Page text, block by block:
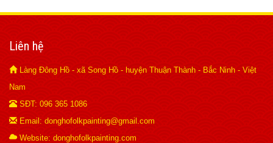
Liên hệ
Làng Đông Hồ - xã Song Hồ - huyện Thuận Thành - Bắc Ninh - Việt
Nam
SĐT: 096 365 1086
Email: donghofolkpainting@gmail.com
Website: donghofolkpainting.com